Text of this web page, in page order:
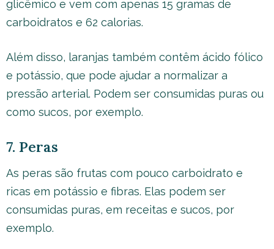
glicêmico e vem com apenas 15 gramas de
carboidratos e 62 calorias.
Além disso, laranjas também contêm ácido fólico
e potássio, que pode ajudar a normalizar a
pressão arterial. Podem ser consumidas puras ou
como sucos, por exemplo.
7. Peras
As peras são frutas com pouco carboidrato e
ricas em potássio e fibras. Elas podem ser
consumidas puras, em receitas e sucos, por
exemplo.